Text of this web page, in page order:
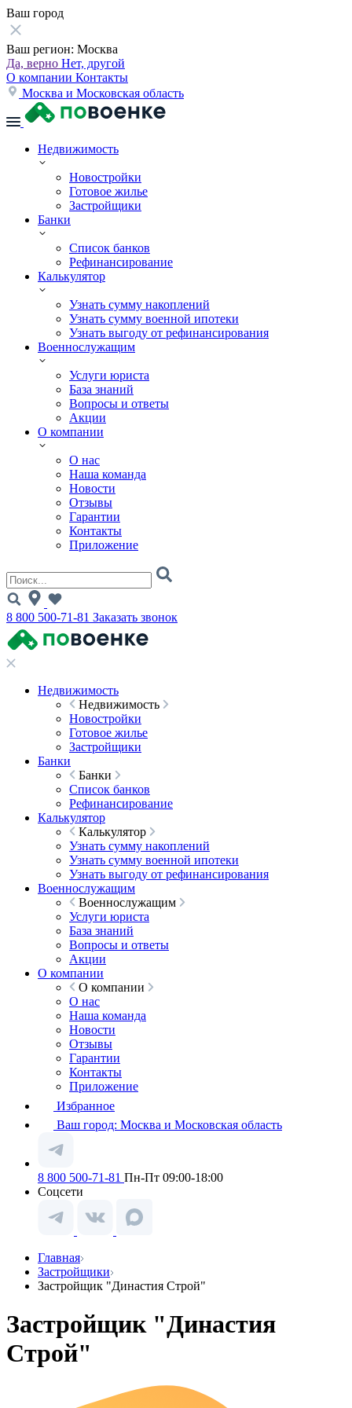
Ваш город
Ваш регион: Москва
Да, верно Нет, другой
О компании Контакты
Москва и Московская область
Недвижимость
Новостройки
Готовое жилье
Застройщики
Банки
Список банков
Рефинансирование
Калькулятор
Узнать сумму накоплений
Узнать сумму военной ипотеки
Узнать выгоду от рефинансирования
Военнослужащим
Услуги юриста
База знаний
Вопросы и ответы
Акции
О компании
О нас
Наша команда
Новости
Отзывы
Гарантии
Контакты
Приложение
8 800 500-71-81 Заказать звонок
Недвижимость
Недвижимость
Новостройки
Готовое жилье
Застройщики
Банки
Банки
Список банков
Рефинансирование
Калькулятор
Калькулятор
Узнать сумму накоплений
Узнать сумму военной ипотеки
Узнать выгоду от рефинансирования
Военнослужащим
Военнослужащим
Услуги юриста
База знаний
Вопросы и ответы
Акции
О компании
О компании
О нас
Наша команда
Новости
Отзывы
Гарантии
Контакты
Приложение
Избранное
Ваш город: Москва и Московская область
8 800 500-71-81 Пн-Пт 09:00-18:00
Соцсети
Главная
Застройщики
Застройщик "Династия Строй"
Застройщик "Династия
Строй"